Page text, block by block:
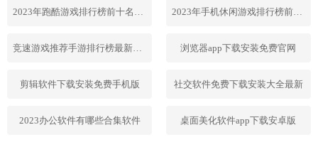
2023年跑酷游戏排行榜前十名合集 2023年手机休闲游戏排行榜前十名
竞速游戏推荐手游排行榜最新2023 浏览器app下载安装免费官网
剪辑软件下载安装免费手机版 社交软件免费下载安装大全最新
2023办公软件有哪些合集软件 桌面美化软件app下载安卓版